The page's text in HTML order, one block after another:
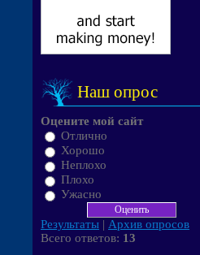
Наш опрос
Оцените мой сайт
Отлично
Хорошо
Неплохо
Плохо
Ужасно
Результаты | Архив опросов
Всего ответов: 13